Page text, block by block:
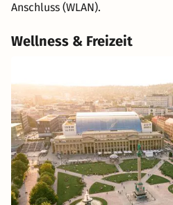
Anschluss (WLAN).
Wellness & Freizeit